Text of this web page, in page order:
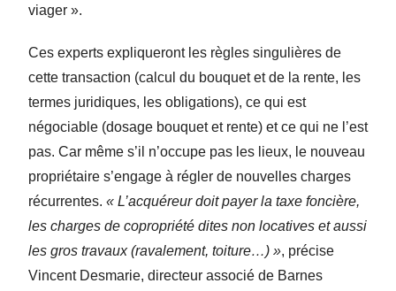
viager ».
Ces experts expliqueront les règles singulières de
cette transaction (calcul du bouquet et de la rente, les
termes juridiques, les obligations), ce qui est
négociable (dosage bouquet et rente) et ce qui ne l’est
pas. Car même s’il n’occupe pas les lieux, le nouveau
propriétaire s’engage à régler de nouvelles charges
récurrentes. « L’acquéreur doit payer la taxe foncière,
les charges de copropriété dites non locatives et aussi
les gros travaux (ravalement, toiture…) », précise
Vincent Desmarie, directeur associé de Barnes